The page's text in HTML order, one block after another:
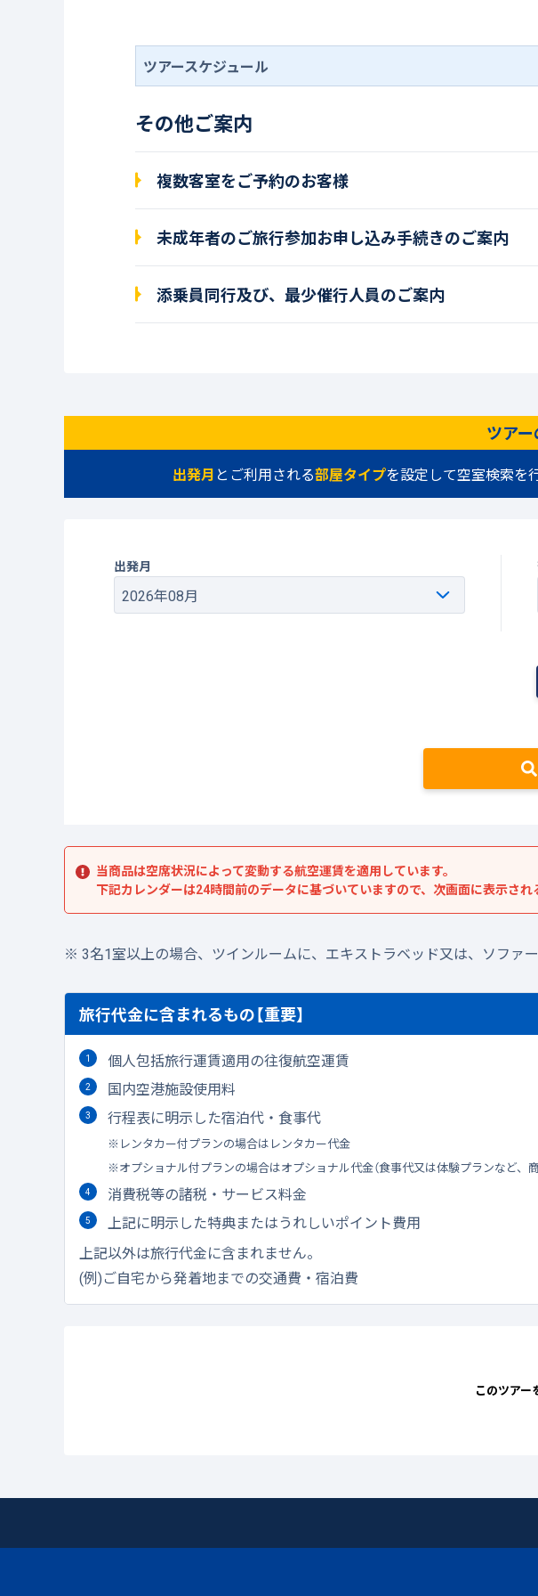
ツアースケジュール
その他ご案内
複数客室をご予約のお客様
未成年者のご旅行参加お申し込み手続きのご案内
添乗員同行及び、最少催行人員のご案内
ツア
出発月 とご利用される部屋タイプを設定して空室検索を
出発月
当商品は空席状況によって変動する航空運賃を適用しています。
下記カレンダーは24時間前のデータに基づいていますので、次画面に表示さ
3名1室以上の場合、ツインルームに、エキストラベッド又は、ソファ
旅行代金に含まれるもの【重要】
個人包括旅行運賃適用の往復航空運賃
国内空港施設使用料
行程表に明示した宿泊代・食事代
レンタカー付プランの場合はレンタカー代金
オプショナル付プランの場合はオプショナル代金（食事代又は体験プランなど、
消費税等の諸税・サービス料金
上記に明示した特典またはうれしいポイント費用
上記以外は旅行代金に含まれません。
(例)ご自宅から発着地までの交通費・宿泊費
このツアー